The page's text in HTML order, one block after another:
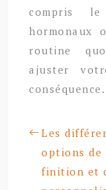
compris le
hormonaux
routine
ajuster
conséquence.
Les
options de
finition et